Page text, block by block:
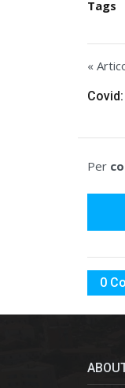
Tags
«
Per
0